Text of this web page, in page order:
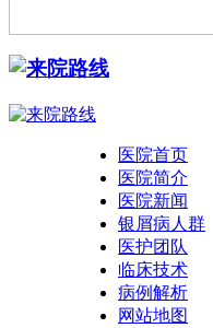
医院首页
医院简介
医院新闻
银屑病人群
医护团队
临床技术
病例解析
网站地图